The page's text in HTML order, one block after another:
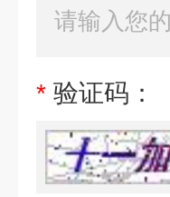
* 验证码：